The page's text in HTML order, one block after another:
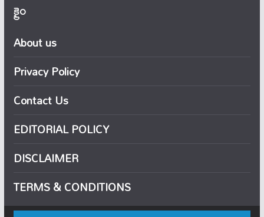
క్రైం
About us
Privacy Policy
Contact Us
EDITORIAL POLICY
DISCLAIMER
TERMS & CONDITIONS